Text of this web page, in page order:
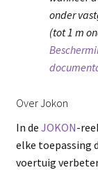
onder
(tot 1 m
Over Jokon
In de JOKON-
elke toepassing
voertuig